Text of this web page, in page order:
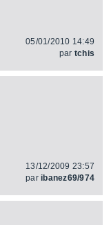
05/01/2010 14:49
par tchis
13/12/2009 23:57
paribanez69/974